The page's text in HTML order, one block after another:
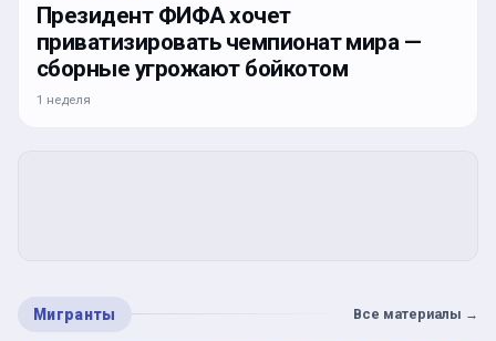
Президент ФИФА хочет
приватизировать чемпионат мира —
сборные угрожают бойкотом
1 неделя
Мигранты Все материалы →